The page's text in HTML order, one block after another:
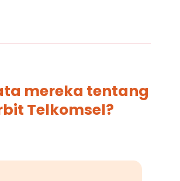
mereka tentang
Telkomsel?